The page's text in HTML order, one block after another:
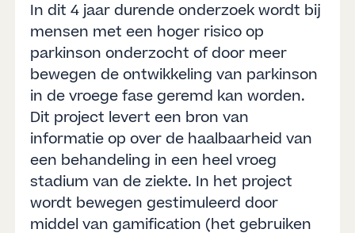
In dit 4 jaar durende onderzoek wordt bij
mensen met een hoger risico op
parkinson onderzocht of door meer
bewegen de ontwikkeling van parkinson
in de vroege fase geremd kan worden.
Dit project levert een bron van
informatie op over de haalbaarheid van
een behandeling in een heel vroeg
stadium van de ziekte. In het project
wordt bewegen gestimuleerd door
middel van gamification (het gebruiken